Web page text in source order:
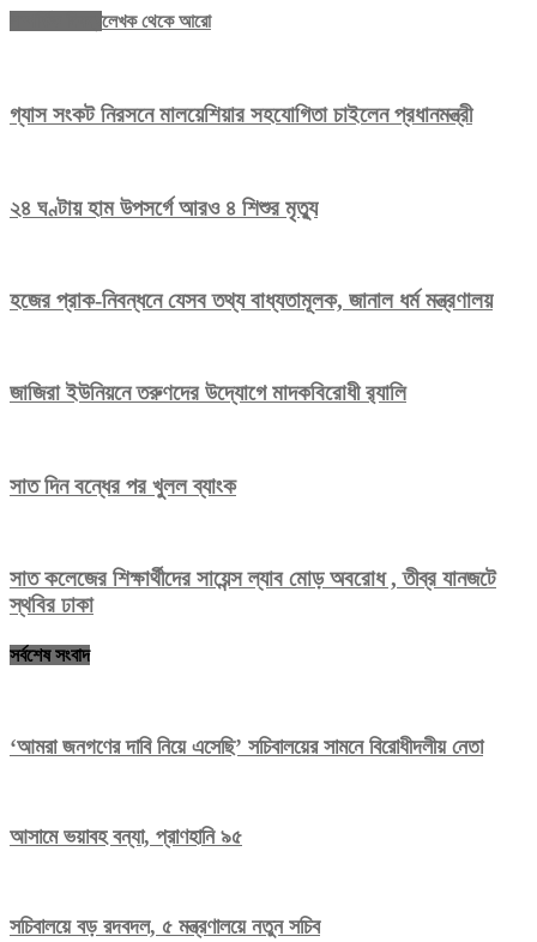
লেখক থেকে আরো
গ্যাস সংকট নিরসনে মালয়েশিয়ার সহযোগিতা চাইলেন প্রধানমন্ত্রী
২৪ ঘণ্টায় হাম উপসর্গে আরও ৪ শিশুর মৃত্যু
হজের প্রাক-নিবন্ধনে যেসব তথ্য বাধ্যতামূলক, জানাল ধর্ম মন্ত্রণালয়
জাজিরা ইউনিয়নে তরুণদের উদ্যোগে মাদকবিরোধী র‍্যালি
সাত দিন বন্ধের পর খুলল ব্যাংক
সাত কলেজের শিক্ষার্থীদের সায়েন্স ল্যাব মোড় অবরোধ , তীব্র যানজটে
স্থবির ঢাকা
সর্বশেষ সংবাদ
‘আমরা জনগণের দাবি নিয়ে এসেছি’ সচিবালয়ের সামনে বিরোধীদলীয় নেতা
আসামে ভয়াবহ বন্যা, প্রাণহানি ৯৫
সচিবালয়ে বড় রদবদল, ৫ মন্ত্রণালয়ে নতুন সচিব